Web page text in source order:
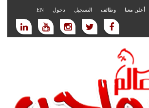
أعلن معنا وظائف التسجيل دخول EN